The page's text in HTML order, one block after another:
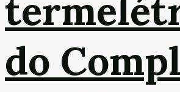
do